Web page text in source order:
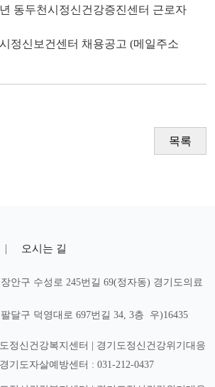
동두천시정신건강증진센터 근로자
정신보건센터 채용공고 (메일주소
목록
| 오시는 길
안구 수성로 245번길 69(정자동) 경기도의료
달구 덕영대로 697번길 34, 3층 우)16435
정신건강복지센터 | 경기도정신건강위기대응
경기도자살예방센터 : 031-212-0437